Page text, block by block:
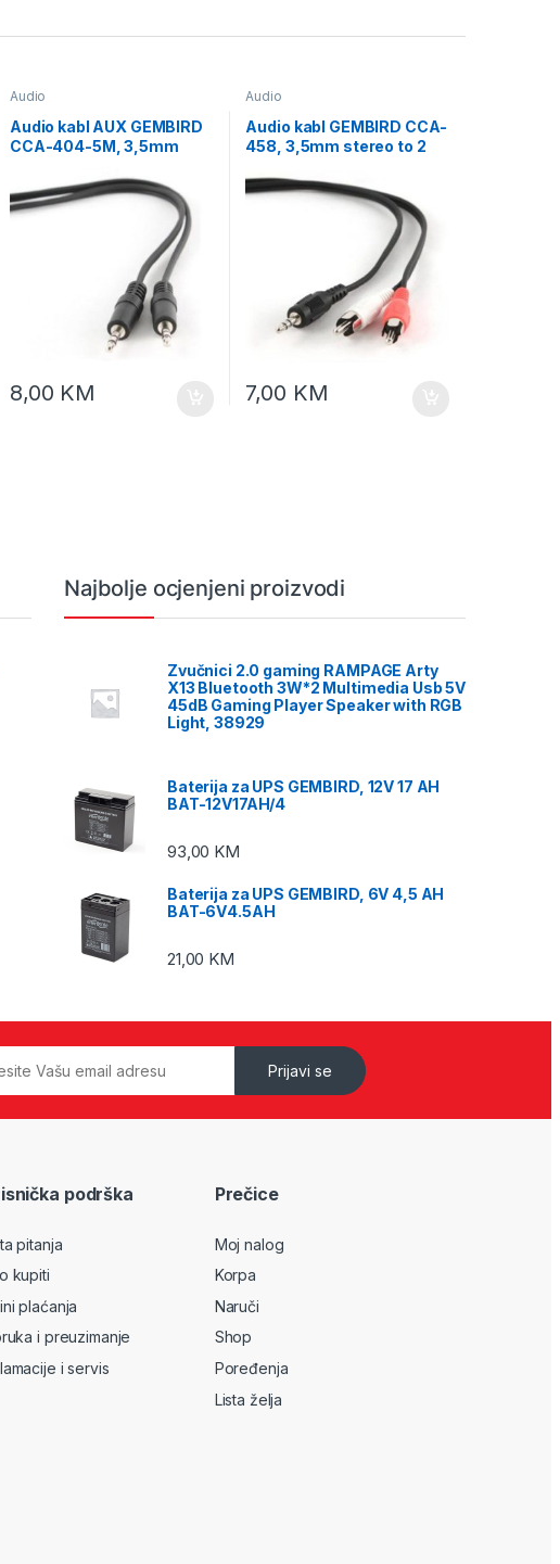
Audio
Audio kabl AUX GEMBIRD
CCA-404-5M, 3,5mm
8,00 KM
Audio
Audio kabl GEMBIRD CCA-
458, 3,5mm stereo to 2
7,00 KM
Najbolje ocjenjeni proizvodi
Zvučnici 2.0 gaming RAMPAGE Arty
X13 Bluetooth 3W*2 Multimedia Usb 5V
45dB Gaming Player Speaker with RGB
Light, 38929
Baterija za UPS GEMBIRD, 12V 17 AH
BAT-12V17AH/4
93,00 KM
Baterija za UPS GEMBIRD, 6V 4,5 AH
BAT-6V4.5AH
21,00 KM
Prijavi se
podrška
pitanja
kupiti
plaćanja
i preuzimanje
i servis
Prečice
Moj nalog
Korpa
Naruči
Shop
Poređenja
Lista želja